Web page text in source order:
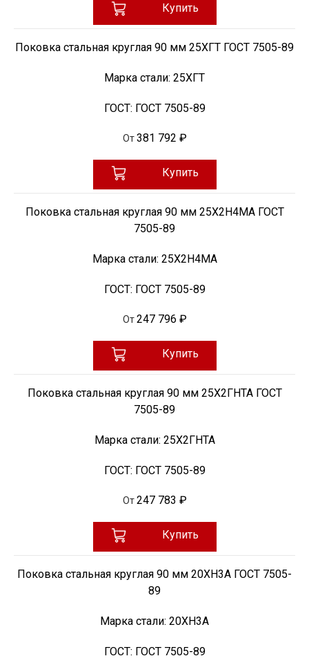
Купить
Поковка стальная круглая 90 мм 25ХГТ ГОСТ 7505-89
Марка стали: 25ХГТ
ГОСТ: ГОСТ 7505-89
От 381 792 ₽
Купить
Поковка стальная круглая 90 мм 25Х2Н4МА ГОСТ
7505-89
Марка стали: 25Х2Н4МА
ГОСТ: ГОСТ 7505-89
От 247 796 ₽
Купить
Поковка стальная круглая 90 мм 25Х2ГНТА ГОСТ
7505-89
Марка стали: 25Х2ГНТА
ГОСТ: ГОСТ 7505-89
От 247 783 ₽
Купить
Поковка стальная круглая 90 мм 20ХН3А ГОСТ 7505-
89
Марка стали: 20ХН3А
ГОСТ: ГОСТ 7505-89